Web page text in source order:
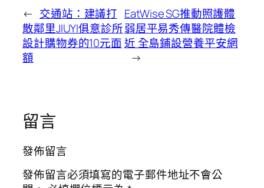
← 交通站：建議打
散鄰里JIUYI俱意診所
設計購物券的10元面
額
EatWise SG推動照護體
弱居平易秀傳醫院體檢
近 全島鋪設營養平安網
→
留言
發佈留言
發佈留言必須填寫的電子郵件地址不會公